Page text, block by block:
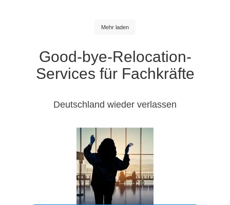
Mehr laden
Good-bye-Relocation-
Services für Fachkräfte
Deutschland wieder verlassen